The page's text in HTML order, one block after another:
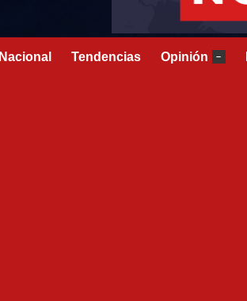
Nacional Tendencias Opinión –